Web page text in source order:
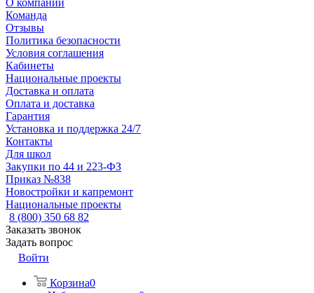
О компании
Команда
Отзывы
Политика безопасности
Условия соглашения
Кабинеты
Национальные проекты
Доставка и оплата
Оплата и доставка
Гарантия
Установка и поддержка 24/7
Контакты
Для школ
Закупки по 44 и 223-ФЗ
Приказ №838
Новостройки и капремонт
Национальные проекты
8 (800) 350 68 82
Заказать звонок
Задать вопрос
Войти
Корзина0